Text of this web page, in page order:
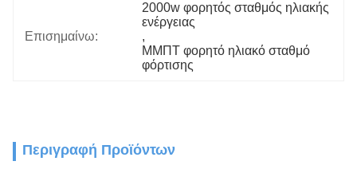
Επισημαίνω:
2000w φορητός σταθμός ηλιακής
ενέργειας
,
ΜΜΠΤ φορητό ηλιακό σταθμό
φόρτισης
Περιγραφή Προϊόντων